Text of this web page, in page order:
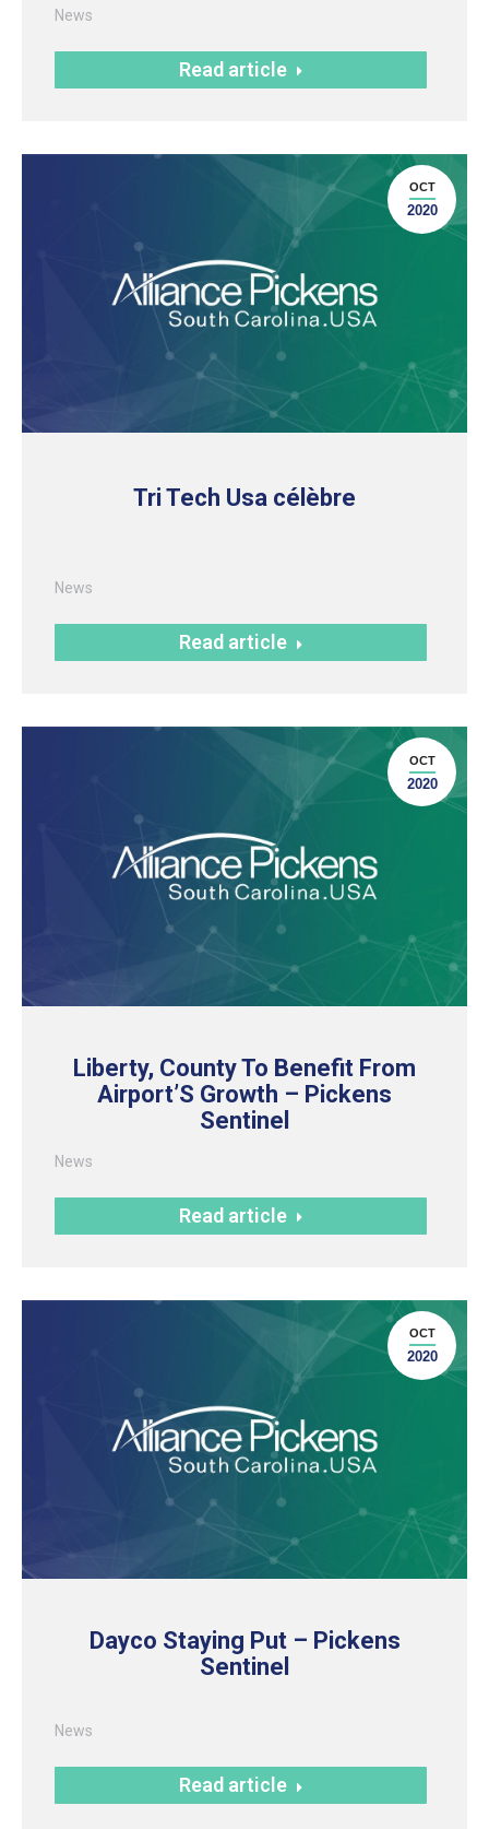
News
Read article
OCT
2020
Tri Tech Usa célèbre
News
Read article
OCT
2020
Liberty, County To Benefit From
Airport’S Growth – Pickens
Sentinel
News
Read article
OCT
2020
Dayco Staying Put – Pickens
Sentinel
News
Read article